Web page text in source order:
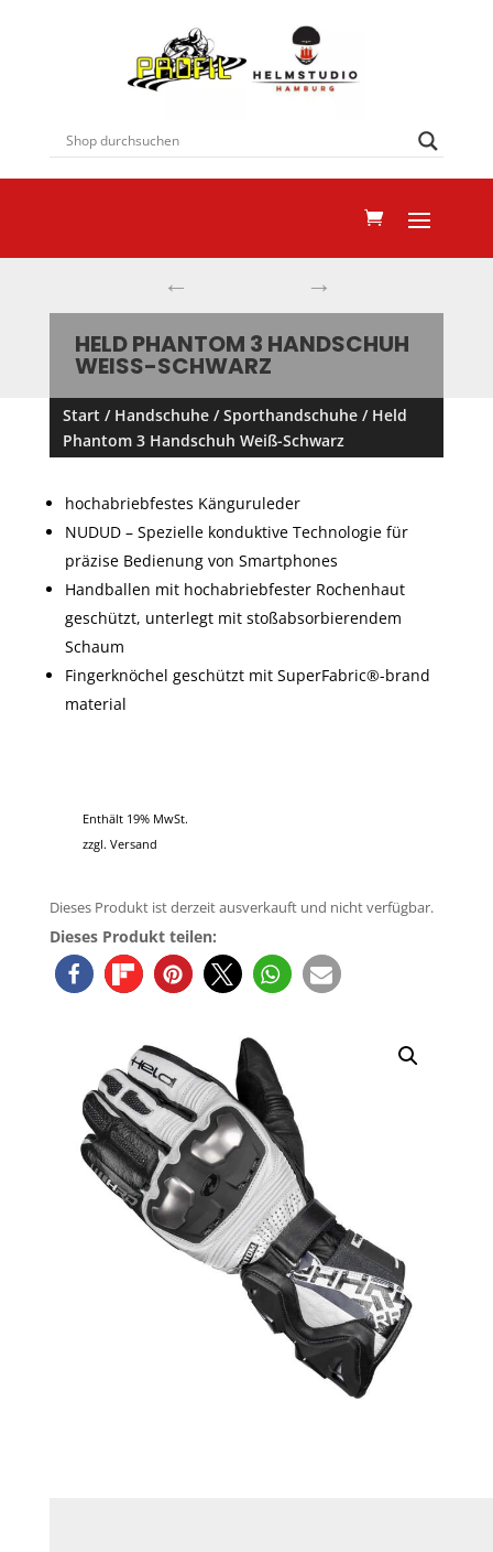
← →
HELD PHANTOM 3 HANDSCHUH
WEISS-SCHWARZ
Dieses Produkt teilen:
Start / Handschuhe/Sporthandschuhe/ Held
Phantom 3 Handschuh Weiß-Schwarz
hochabriebfestes Känguruleder
NUDUD – Spezielle konduktive Technologie für
präzise Bedienung von Smartphones
Handballen mit hochabriebfester Rochenhaut
geschützt, unterlegt mit stoßabsorbierendem
Schaum
Fingerknöchel geschützt mit SuperFabric®-brand
material
Enthält 19% MwSt.
zzgl. Versand
Dieses Produkt ist derzeit ausverkauft und nicht verfügbar.